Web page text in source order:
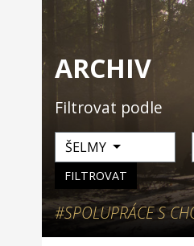
ARCHIV
Filtrovat podle
ŠELMY
FILTROVAT
#SPOLUPRÁCE S